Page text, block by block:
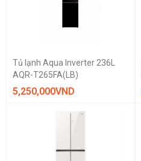
Tủ lạnh Aqua Inverter 236L
AQR-T265FA(LB)
5,250,000VND
THƯƠNG HIỆU